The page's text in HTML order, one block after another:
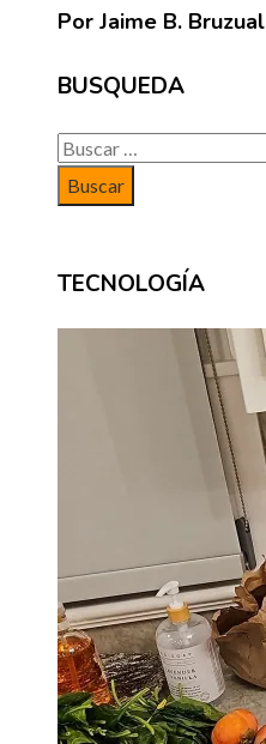
Por Jaime B. Bruzual
BUSQUEDA
Buscar:
TECNOLOGÍA